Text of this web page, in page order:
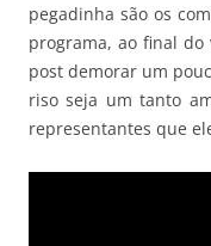
pegadinha são os
programa, ao final do
post demorar um
riso seja um tanto
representantes que